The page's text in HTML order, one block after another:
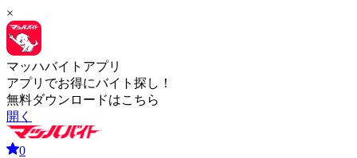
×
マッハバイトアプリ
アプリでお得にバイト探し！
無料ダウンロードはこちら
開く
0